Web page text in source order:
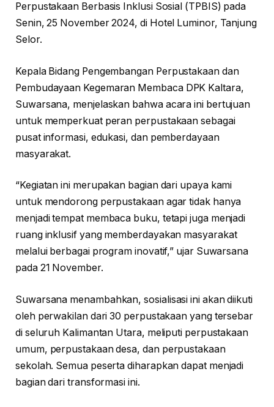
Perpustakaan Berbasis Inklusi Sosial (TPBIS) pada
Senin, 25 November 2024, di Hotel Luminor, Tanjung
Selor.
Kepala Bidang Pengembangan Perpustakaan dan
Pembudayaan Kegemaran Membaca DPK Kaltara,
Suwarsana, menjelaskan bahwa acara ini bertujuan
untuk memperkuat peran perpustakaan sebagai
pusat informasi, edukasi, dan pemberdayaan
masyarakat.
“Kegiatan ini merupakan bagian dari upaya kami
untuk mendorong perpustakaan agar tidak hanya
menjadi tempat membaca buku, tetapi juga menjadi
ruang inklusif yang memberdayakan masyarakat
melalui berbagai program inovatif,” ujar Suwarsana
pada 21 November.
Suwarsana menambahkan, sosialisasi ini akan diikuti
oleh perwakilan dari 30 perpustakaan yang tersebar
di seluruh Kalimantan Utara, meliputi perpustakaan
umum, perpustakaan desa, dan perpustakaan
sekolah. Semua peserta diharapkan dapat menjadi
bagian dari transformasi ini.